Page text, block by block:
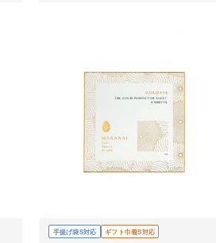
手提げ袋S対応 ギフト巾着S対応